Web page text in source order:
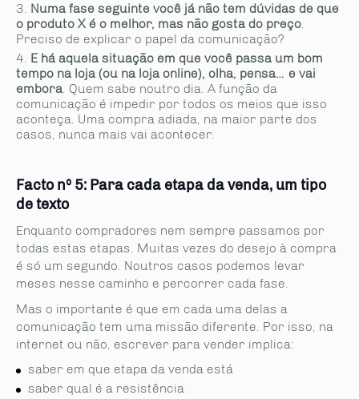
Numa fase seguinte você já não tem dúvidas de que
o produto X é o melhor, mas não gosta do preço.
Preciso de explicar o papel da comunicação?
E há aquela situação em que você passa um bom
tempo na loja (ou na loja online), olha, pensa… e vai
embora. Quem sabe noutro dia. A função da
comunicação é impedir por todos os meios que isso
aconteça. Uma compra adiada, na maior parte dos
casos, nunca mais vai acontecer.
Facto nº 5: Para cada etapa da venda, um tipo
de texto
Enquanto compradores nem sempre passamos por
todas estas etapas. Muitas vezes do desejo à compra
é só um segundo. Noutros casos podemos levar
meses nesse caminho e percorrer cada fase.
Mas o importante é que em cada uma delas a
comunicação tem uma missão diferente. Por isso, na
internet ou não, escrever para vender implica:
saber em que etapa da venda está
saber qual é a resistência